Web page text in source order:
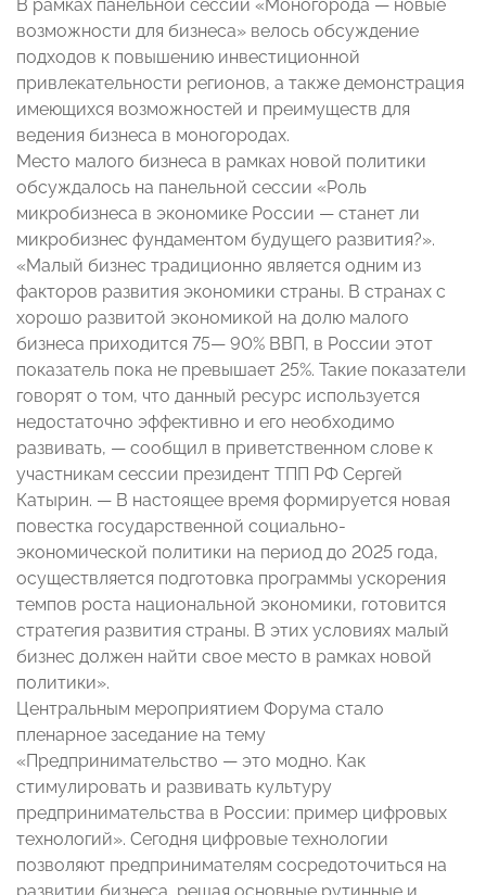
В рамках панельной сессии «Моногорода — новые
возможности для бизнеса» велось обсуждение
подходов к повышению инвестиционной
привлекательности регионов, а также демонстрация
имеющихся возможностей и преимуществ для
ведения бизнеса в моногородах.
Место малого бизнеса в рамках новой политики
обсуждалось на панельной сессии «Роль
микробизнеса в экономике России — станет ли
микробизнес фундаментом будущего развития?».
«Малый бизнес традиционно является одним из
факторов развития экономики страны. В странах с
хорошо развитой экономикой на долю малого
бизнеса приходится 75— 90% ВВП, в России этот
показатель пока не превышает 25%. Такие показатели
говорят о том, что данный ресурс используется
недостаточно эффективно и его необходимо
развивать, — сообщил в приветственном слове к
участникам сессии президент ТПП РФ Сергей
Катырин. — В настоящее время формируется новая
повестка государственной социально-
экономической политики на период до 2025 года,
осуществляется подготовка программы ускорения
темпов роста национальной экономики, готовится
стратегия развития страны. В этих условиях малый
бизнес должен найти свое место в рамках новой
политики».
Центральным мероприятием Форума стало
пленарное заседание на тему
«Предпринимательство — это модно. Как
стимулировать и развивать культуру
предпринимательства в России: пример цифровых
технологий». Сегодня цифровые технологии
позволяют предпринимателям сосредоточиться на